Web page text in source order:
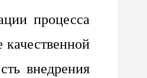
процесса
качественной
внедрения